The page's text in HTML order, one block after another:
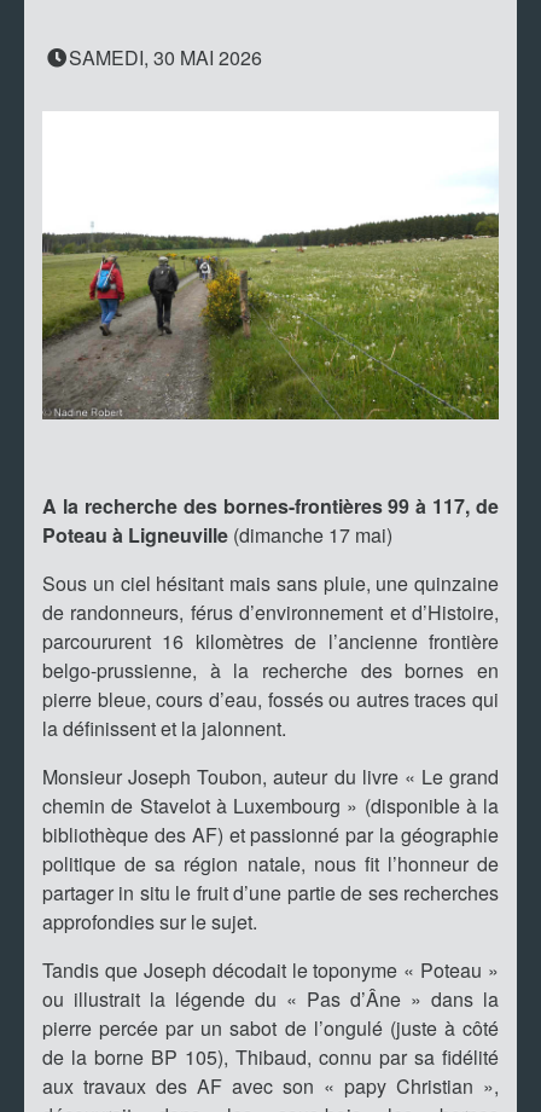
SAMEDI, 30 MAI 2026
A la recherche des bornes-frontières 99 à 117, de
Poteau à Ligneuville (dimanche 17 mai)
Sous un ciel hésitant mais sans pluie, une quinzaine
de randonneurs, férus d’environnement et d’Histoire,
parcoururent 16 kilomètres de l’ancienne frontière
belgo-prussienne, à la recherche des bornes en
pierre bleue, cours d’eau, fossés ou autres traces qui
la définissent et la jalonnent.
Monsieur Joseph Toubon, auteur du livre « Le grand
chemin de Stavelot à Luxembourg » (disponible à la
bibliothèque des AF) et passionné par la géographie
politique de sa région natale, nous fit l’honneur de
partager in situ le fruit d’une partie de ses recherches
approfondies sur le sujet.
Tandis que Joseph décodait le toponyme « Poteau »
ou illustrait la légende du « Pas d’Âne » dans la
pierre percée par un sabot de l’ongulé (juste à côté
de la borne BP 105), Thibaud, connu par sa fidélité
aux travaux des AF avec son « papy Christian »,